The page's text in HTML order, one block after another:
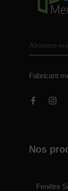
Fabricant
Nos
Fenêtre